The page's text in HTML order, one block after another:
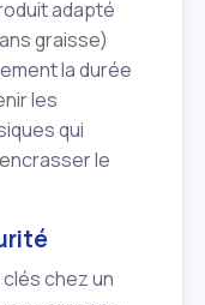
adapté
graisse)
la durée
les
qui
le
chez un